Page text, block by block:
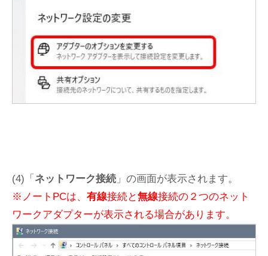
(4)「 ネットワーク接続 」の画面が表示されます。
※ノートPCは、 有線接続と無線接続の２つのネット
ワークアダプターが表示される場合があります。